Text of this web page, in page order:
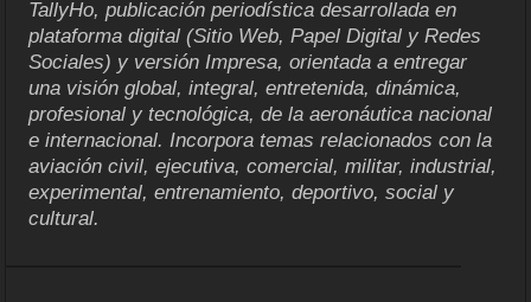
TallyHo, publicación periodística desarrollada en
plataforma digital (Sitio Web, Papel Digital y Redes
Sociales) y versión Impresa, orientada a entregar
una visión global, integral, entretenida, dinámica,
profesional y tecnológica, de la aeronáutica nacional
e internacional. Incorpora temas relacionados con la
aviación civil, ejecutiva, comercial, militar, industrial,
experimental, entrenamiento, deportivo, social y
cultural.